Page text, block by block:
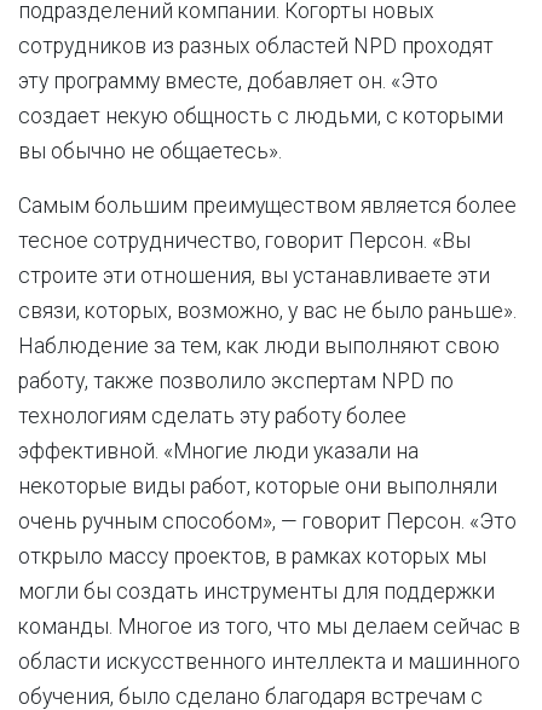
подразделений компании. Когорты новых
сотрудников из разных областей NPD проходят
эту программу вместе, добавляет он. «Это
создает некую общность с людьми, с которыми
вы обычно не общаетесь».
Самым большим преимуществом является более
тесное сотрудничество, говорит Персон. «Вы
строите эти отношения, вы устанавливаете эти
связи, которых, возможно, у вас не было раньше».
Наблюдение за тем, как люди выполняют свою
работу, также позволило экспертам NPD по
технологиям сделать эту работу более
эффективной. «Многие люди указали на
некоторые виды работ, которые они выполняли
очень ручным способом», — говорит Персон. «Это
открыло массу проектов, в рамках которых мы
могли бы создать инструменты для поддержки
команды. Многое из того, что мы делаем сейчас в
области искусственного интеллекта и машинного
обучения, было сделано благодаря встречам с